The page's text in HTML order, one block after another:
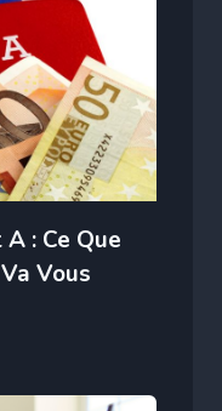
: Ce Que
Vous